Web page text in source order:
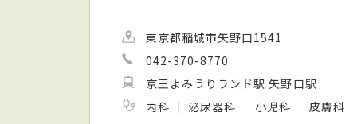
東京都稲城市矢野口1541
042-370-8770
京王よみうりランド駅 矢野口駅
内科
泌尿器科 小児科 皮膚科